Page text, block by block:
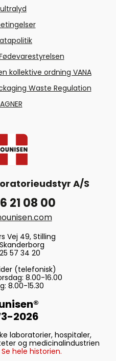
kollektive ordning VANA
Waste Regulation
A/S
21 08 00
Vej 49, Stilling
57 34 20
(telefonisk)
8.00-16.00
8.00-15.30
2026
laboratorier, hospitaler,
og medicinalindustrien
Se hele historien.